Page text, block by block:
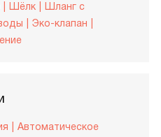
Шёлк
Шланг с
Эко-клапан
Автоматическое